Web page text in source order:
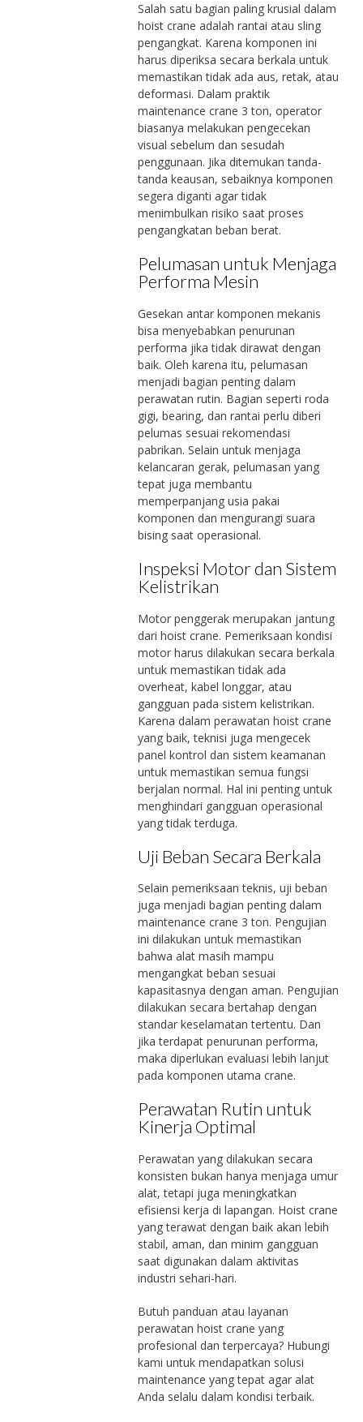
Salah satu bagian paling krusial dalam
hoist crane adalah rantai atau sling
pengangkat. Karena komponen ini
harus diperiksa secara berkala untuk
memastikan tidak ada aus, retak, atau
deformasi. Dalam praktik
maintenance crane 3 ton, operator
biasanya melakukan pengecekan
visual sebelum dan sesudah
penggunaan. Jika ditemukan tanda-
tanda keausan, sebaiknya komponen
segera diganti agar tidak
menimbulkan risiko saat proses
pengangkatan beban berat.
Pelumasan untuk Menjaga
Performa Mesin
Gesekan antar komponen mekanis
bisa menyebabkan penurunan
performa jika tidak dirawat dengan
baik. Oleh karena itu, pelumasan
menjadi bagian penting dalam
perawatan rutin. Bagian seperti roda
gigi, bearing, dan rantai perlu diberi
pelumas sesuai rekomendasi
pabrikan. Selain untuk menjaga
kelancaran gerak, pelumasan yang
tepat juga membantu
memperpanjang usia pakai
komponen dan mengurangi suara
bising saat operasional.
Inspeksi Motor dan Sistem
Kelistrikan
Motor penggerak merupakan jantung
dari hoist crane. Pemeriksaan kondisi
motor harus dilakukan secara berkala
untuk memastikan tidak ada
overheat, kabel longgar, atau
gangguan pada sistem kelistrikan.
Karena dalam perawatan hoist crane
yang baik, teknisi juga mengecek
panel kontrol dan sistem keamanan
untuk memastikan semua fungsi
berjalan normal. Hal ini penting untuk
menghindari gangguan operasional
yang tidak terduga.
Uji Beban Secara Berkala
Selain pemeriksaan teknis, uji beban
juga menjadi bagian penting dalam
maintenance crane 3 ton. Pengujian
ini dilakukan untuk memastikan
bahwa alat masih mampu
mengangkat beban sesuai
kapasitasnya dengan aman. Pengujian
dilakukan secara bertahap dengan
standar keselamatan tertentu. Dan
jika terdapat penurunan performa,
maka diperlukan evaluasi lebih lanjut
pada komponen utama crane.
Perawatan Rutin untuk
Kinerja Optimal
Perawatan yang dilakukan secara
konsisten bukan hanya menjaga umur
alat, tetapi juga meningkatkan
efisiensi kerja di lapangan. Hoist crane
yang terawat dengan baik akan lebih
stabil, aman, dan minim gangguan
saat digunakan dalam aktivitas
industri sehari-hari.
Butuh panduan atau layanan
perawatan hoist crane yang
profesional dan terpercaya? Hubungi
kami untuk mendapatkan solusi
maintenance yang tepat agar alat
Anda selalu dalam kondisi terbaik.